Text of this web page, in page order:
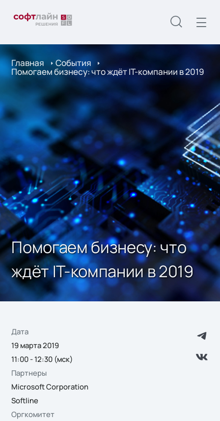
Главная События
Помогаем бизнесу: что ждёт IT-компании в 2019
Помогаем бизнесу: что
ждёт IT-компании в 2019
Дата
19 марта 2019
11:00 - 12:30 (мск)
Партнеры
Microsoft Corporation
Softline
Оргкомитет